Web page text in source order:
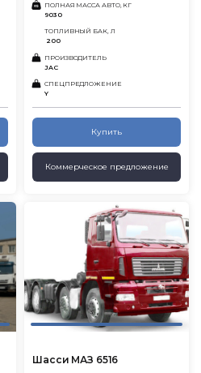
ПОЛНАЯ МАССА АВТО, КГ
9030
ТОПЛИВНЫЙ БАК, Л
200
ПРОИЗВОДИТЕЛЬ
JAC
СПЕЦПРЕДЛОЖЕНИЕ
Y
Купить
Коммерческое предложение
Шасси МАЗ 6516